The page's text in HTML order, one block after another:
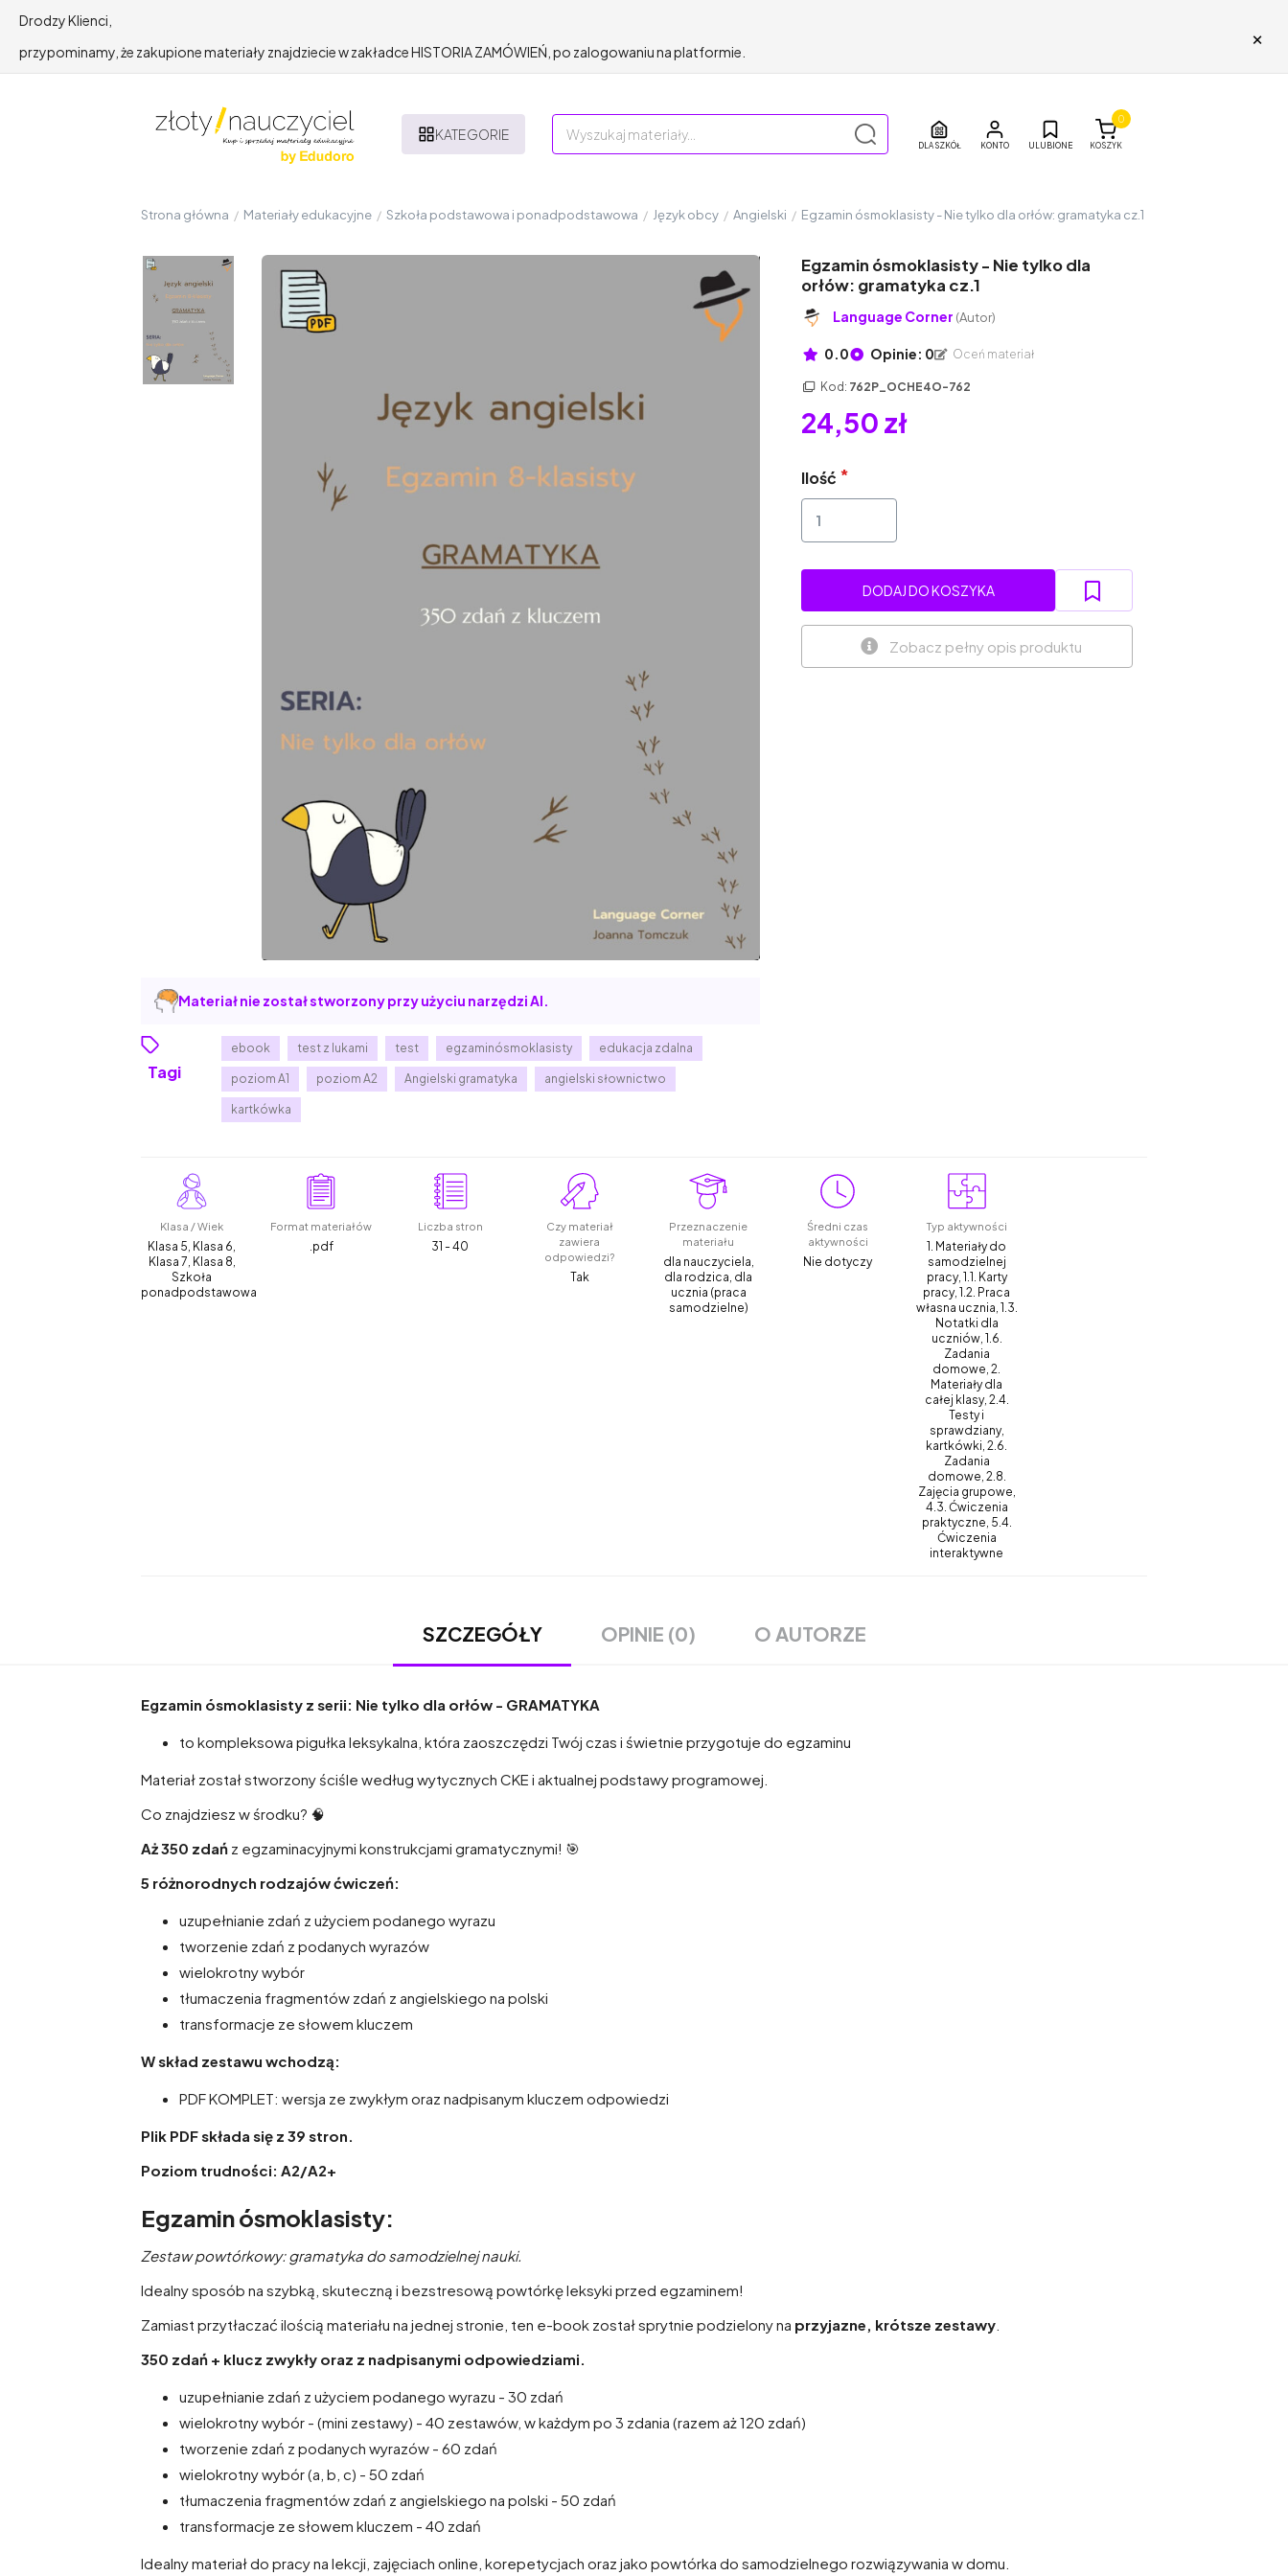
Drodzy Klienci,
przypominamy, że zakupione materiały znajdziecie w zakładce HISTORIA ZAMÓWIEŃ, po zalogowaniu na platformie.
×
KATEGORIE
DLA SZKÓŁ ULUBIONE KOSZYK
0
Strona główna / Materiały edukacyjne / Szkoła podstawowa i ponadpodstawowa / Język obcy / Angielski / Egzamin ósmoklasisty - Nie tylko dla orłów: gramatyka cz.1
Materiał nie został stworzony przy użyciu narzędzi AI.
Tagi
ebook test z lukami test egzaminósmoklasisty edukacja zdalna
poziom A1 poziom A2 Angielski gramatyka angielski słownictwo
kartkówka
Egzamin ósmoklasisty - Nie tylko dla
orłów: gramatyka cz.1
Language Corner (Autor)
0.0 Opinie: 0 Oceń materiał
Kod: 762P_OCHE4O-762
24,50 zł
Ilość
DODAJ DO KOSZYKA
Zobacz pełny opis produktu
Klasa / Wiek
Klasa 5, Klasa 6,
Klasa 7, Klasa 8,
Szkoła
ponadpodstawowa
Format materiałów
.pdf
Liczba stron
31 - 40
Czy materiał
zawiera
odpowiedzi?
Tak
Przeznaczenie
materiału
dla nauczyciela,
dla rodzica, dla
ucznia (praca
samodzielne)
Średni czas
aktywności
Nie dotyczy
Typ aktywności
1. Materiały do
samodzielnej
pracy, 1.1. Karty
pracy, 1.2. Praca
własna ucznia, 1.3.
Notatki dla
uczniów, 1.6.
Zadania
domowe, 2.
Materiały dla
całej klasy, 2.4.
Testy i
sprawdziany,
kartkówki, 2.6.
Zadania
domowe, 2.8.
Zajęcia grupowe,
4.3. Ćwiczenia
praktyczne, 5.4.
Ćwiczenia
interaktywne
SZCZEGÓŁY OPINIE (0) O AUTORZE
Egzamin ósmoklasisty z serii: Nie tylko dla orłów - GRAMATYKA
to kompleksowa pigułka leksykalna, która zaoszczędzi Twój czas i świetnie przygotuje do egzaminu
Materiał został stworzony ściśle według wytycznych CKE i aktualnej podstawy programowej.
Co znajdziesz w środku? 🧠
Aż 350 zdań z egzaminacyjnymi konstrukcjami gramatycznymi! 🎯
5 różnorodnych rodzajów ćwiczeń:
uzupełnianie zdań z użyciem podanego wyrazu
tworzenie zdań z podanych wyrazów
wielokrotny wybór
tłumaczenia fragmentów zdań z angielskiego na polski
transformacje ze słowem kluczem
W skład zestawu wchodzą:
PDF KOMPLET: wersja ze zwykłym oraz nadpisanym kluczem odpowiedzi
Plik PDF składa się z 39 stron.
Poziom trudności: A2/A2+
Egzamin ósmoklasisty:
Zestaw powtórkowy: gramatyka do samodzielnej nauki.
Idealny sposób na szybką, skuteczną i bezstresową powtórkę leksyki przed egzaminem!
Zamiast przytłaczać ilością materiału na jednej stronie, ten e-book został sprytnie podzielony na przyjazne, krótsze zestawy
350 zdań + klucz zwykły oraz z nadpisanymi odpowiedziami.
uzupełnianie zdań z użyciem podanego wyrazu - 30 zdań
wielokrotny wybór - (mini zestawy) - 40 zestawów, w każdym po 3 zdania (razem aż 120 zdań)
tworzenie zdań z podanych wyrazów - 60 zdań
wielokrotny wybór (a, b, c) - 50 zdań
tłumaczenia fragmentów zdań z angielskiego na polski - 50 zdań
transformacje ze słowem kluczem - 40 zdań
Idealny materiał do pracy na lekcji, zajęciach online, korepetycjach oraz jako powtórka do samodzielnego rozwiązywania w domu.